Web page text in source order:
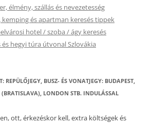
élmény, szállás és nevezetesség
kemping és apartman keresés tippek
hotel / szoba / ágy keresés
és hegyi túra útvonal Szlovákia
REPÜLŐJEGY, BUSZ- ÉS VONATJEGY: BUDAPEST,
(BRATISLAVA), LONDON STB. INDULÁSSAL
ott, érkezéskor kell, extra költségek és